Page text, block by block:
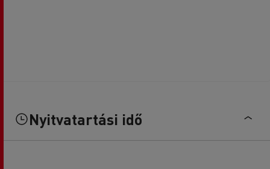
Nyitvatartási idő